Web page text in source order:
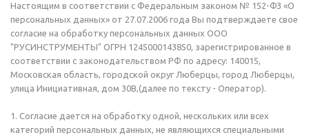
Настоящим в соответствии с Федеральным законом № 152-ФЗ «О
персональных данных» от 27.07.2006 года Вы подтверждаете свое
согласие на обработку персональных данных ООО
"РУСИНСТРУМЕНТЫ" ОГРН 1245000143850, зарегистрированное в
соответствии с законодательством РФ по адресу: 140015,
Московская область, городской округ Люберцы, город Люберцы,
улица Инициативная, дом 30В,(далее по тексту - Оператор).
1. Согласие дается на обработку одной, нескольких или всех
категорий персональных данных, не являющихся специальными